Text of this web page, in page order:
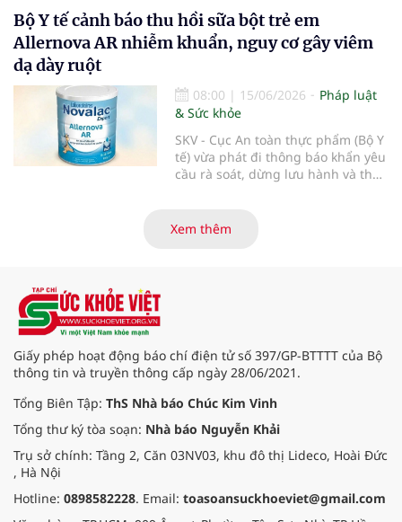
toàn thực phẩm (Bộ Y tế) đã liên
tiếp ban hành các công văn hỏa
tốc yêu cầu rà soát, thu hồi triệt để
thuộc thương hiệu Nara Organics
tại thị trường Việt Nam nhằm bảo
vệ tuyệt đối sức khỏe người tiêu
dùng.
Bộ Y tế cảnh báo thu hồi sữa bột trẻ em
Allernova AR nhiễm khuẩn, nguy cơ gây viêm
dạ dày ruột
08:00 | 15/06/2026
Pháp luật
& Sức khỏe
SKV - Cục An toàn thực phẩm (Bộ Y
tế) vừa phát đi thông báo khẩn yêu
cầu rà soát, dừng lưu hành và thu
sản xuất sau khi ghi nhận nhiều
Xem thêm
Giấy phép hoạt động báo chí điện tử số 397/GP-BTTTT của Bộ
thông tin và truyền thông cấp ngày 28/06/2021.
Tổng Biên Tập: ThS Nhà báo Chúc Kim Vinh
Tổng thư ký tòa soạn: Nhà báo Nguyễn Khải
Trụ sở chính: Tầng 2, Căn 03NV03, khu đô thị Lideco, Hoài Đức
, Hà Nội
Hotline: 0898582228. Email: toasoansuckhoeviet@gmail.com